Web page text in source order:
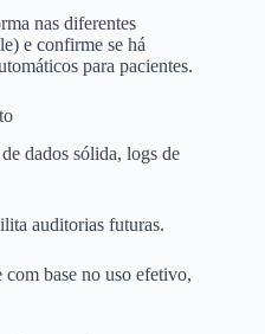
nas diferentes
e confirme se há
para pacientes.
dados sólida, logs de
auditorias futuras.
base no uso efetivo,